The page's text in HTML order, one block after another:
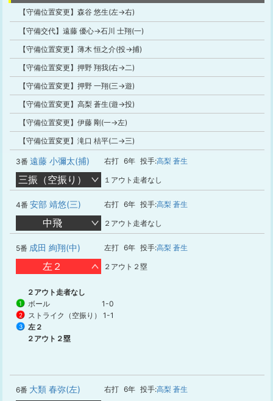
【守備位置変更】森谷 悠生(左→右)
【守備交代】遠藤 優心→石川 士翔(一)
【守備位置変更】薄木 恒之介(投→捕)
【守備位置変更】押野 翔我(右→二)
【守備位置変更】押野 一翔(三→遊)
【守備位置変更】高梨 蒼生(遊→投)
【守備位置変更】伊藤 剛(一→左)
【守備位置変更】滝口 桔平(二→三)
3番 遠藤 小彌太(捕) 右打 6年 投手:高梨 蒼生
三振（空振り） １アウト走者なし
4番 安部 靖悠(三) 右打 6年 投手:高梨 蒼生
中飛 ２アウト走者なし
5番 成田 絢翔(中) 左打 6年 投手:高梨 蒼生
左２ ２アウト２塁
２アウト走者なし
1 ボール 1-0
2 ストライク（空振り） 1-1
3
左２
２アウト２塁
6番 大類 春弥(左) 右打 6年 投手:高梨 蒼生